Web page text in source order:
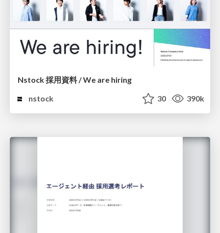
Nstock 採用資料 / We are hiring
nstock
30 390k